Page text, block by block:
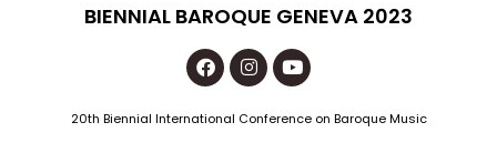
BIENNIAL BAROQUE GENEVA 2023
20th Biennial International Conference on Baroque Music